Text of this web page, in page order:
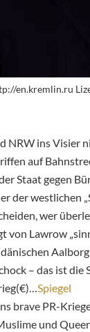
en.kremlin.ru
NRW ins Visier
auf
Staat gegen
der westlichen
wer
von Lawrow
– das ist die
Spiegel
brave PR-
und